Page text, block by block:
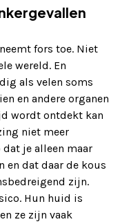
fors toe. Niet
wereld. En
als velen soms
en andere organen
wordt ontdekt kan
niet meer
je alleen maar
en dat daar de kous
zijn.
Hun huid is
ze zijn vaak